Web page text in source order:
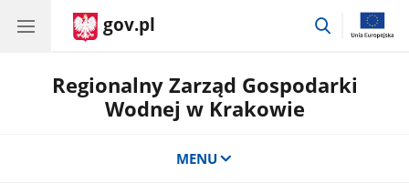
gov.pl
przejdź
Regionalny Zarząd Gospodarki
Wodnej w Krakowie
MENU